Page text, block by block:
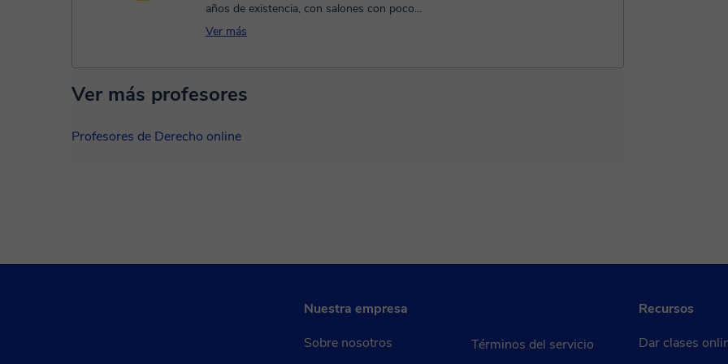
años de existencia, con salones con poco
alumnado -2 a 6 por salón- don...
Ver más
Ver más profesores
Profesores de Derecho online
Nuestra empresa
Sobre nosotros
Términos del servicio
Recursos
Dar clases